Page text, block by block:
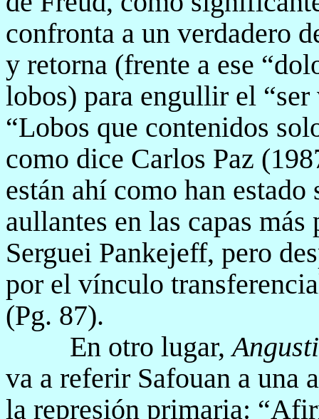
confronta a un verdadero
y retorna (frente a ese
lobos) para engullir el
“Lobos que contenidos
como dice Carlos Paz
están ahí como han
aullantes en las capas
Serguei Pankejeff, pero
por el vínculo
(Pg. 87).
En otro lugar,
va a referir Safouan a una
la represión primaria: